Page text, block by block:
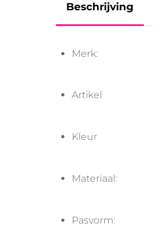
Beschrijving
Merk:
Artikel
Kleur
Materiaal:
Pasvorm: